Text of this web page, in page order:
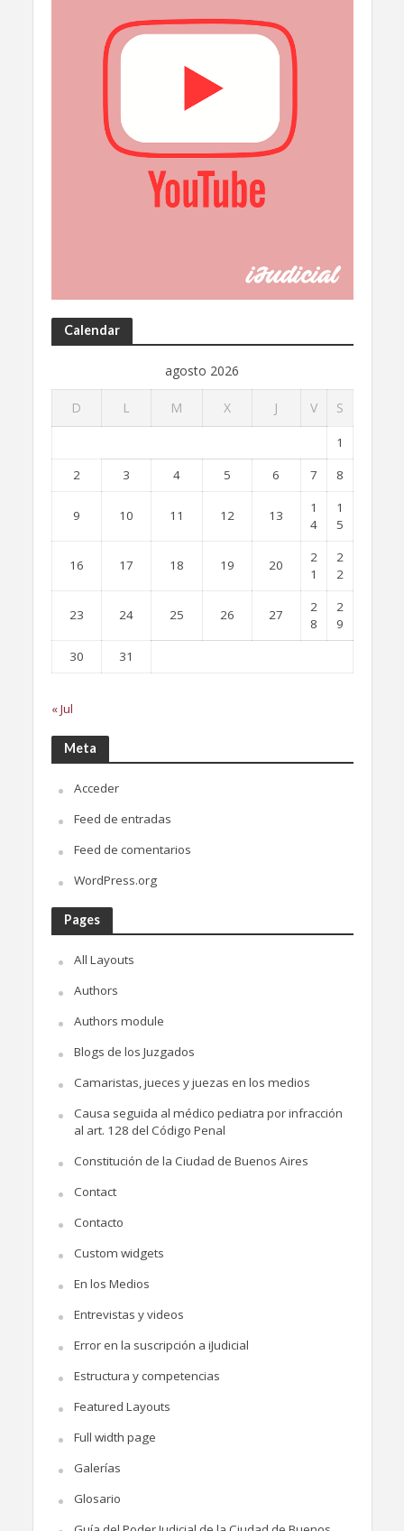
Calendar
agosto 2026
D L M X J V S
1
2
3 4 5 6 7 8
9 10 11 12 13
1
4
1
5
16 17 18 19 20
2
1
2
2
23 24 25 26 27
2
8
2
9
30
31
« Jul
Meta
Acceder
Feed de entradas
Feed de comentarios
WordPress.org
Pages
All Layouts
Authors
Authors module
Blogs de los Juzgados
Camaristas, jueces y juezas en los medios
Causa seguida al médico pediatra por infracción
al art. 128 del Código Penal
Constitución de la Ciudad de Buenos Aires
Contact
Contacto
Custom widgets
En los Medios
Entrevistas y videos
Error en la suscripción a iJudicial
Estructura y competencias
Featured Layouts
Full width page
Galerías
Glosario